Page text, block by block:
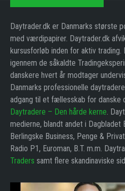
Daytrader.dk er Danmarks største
med værdipapirer. Daytrader.dk
kursusforløb inden for aktiv
igennem de såkaldte
danskere hvert år modtager
Danmarks professionelle
adgang til et fællesskab for danske
Daytradere – Den hårde kerne.
medierne, blandt andet i Dagbladet
Berlingske Business, Penge &
Radio P1, Euroman, B.T. m.m.
Traders samt flere skandinaviske